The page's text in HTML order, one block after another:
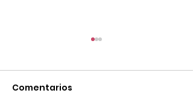
Comentarios